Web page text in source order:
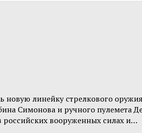
новую линейку стрелкового
Симонова и ручного
российских вооруженных силах и…